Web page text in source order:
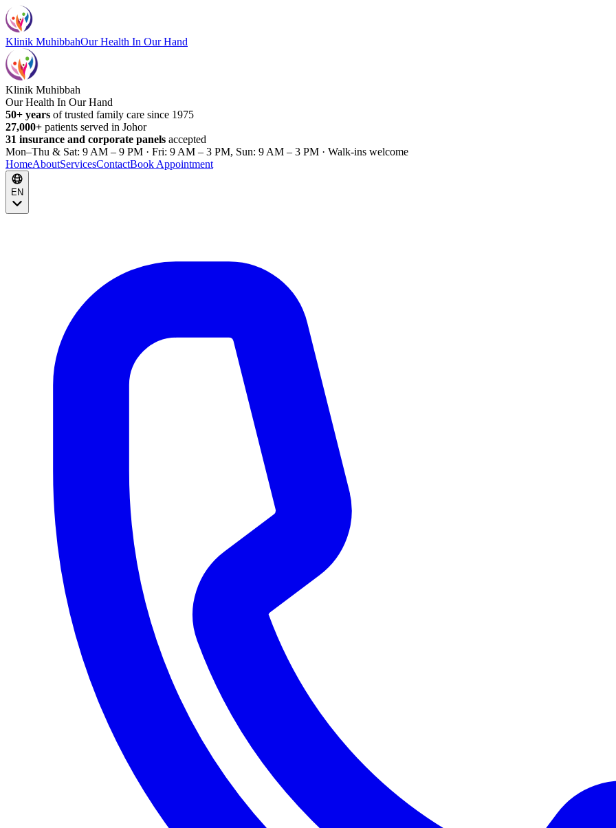
Klinik MuhibbahOur Health In Our Hand
Klinik Muhibbah
Our Health In Our Hand
50+ years of trusted family care since 1975
27,000+ patients served in Johor
31 insurance and corporate panels accepted
Mon–Thu & Sat: 9 AM – 9 PM · Fri: 9 AM – 3 PM, Sun: 9 AM – 3 PM · Walk-ins welcome
HomeAboutServicesContactBook Appointment
EN